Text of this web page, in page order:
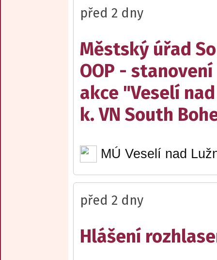
před 2 dny
Městský úřad
OOP -
akce "Veselí
k. VN South
MÚ Veselí nad
před 2 dny
Hlášení